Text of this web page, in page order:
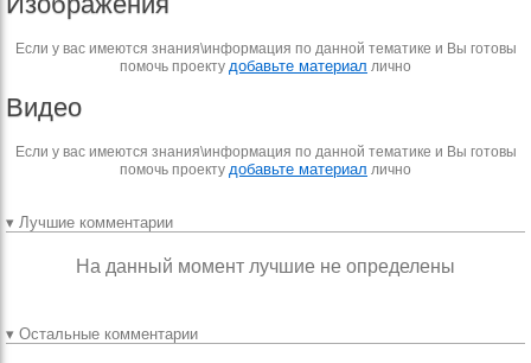
Если у вас имеются знания\информация по данной тематике и Вы готовы
помочь проекту добавьте материал лично
Видео
Если у вас имеются знания\информация по данной тематике и Вы готовы
помочь проекту добавьте материал лично
▾ Лучшие комментарии
На данный момент лучшие не определены
▾ Остальные комментарии